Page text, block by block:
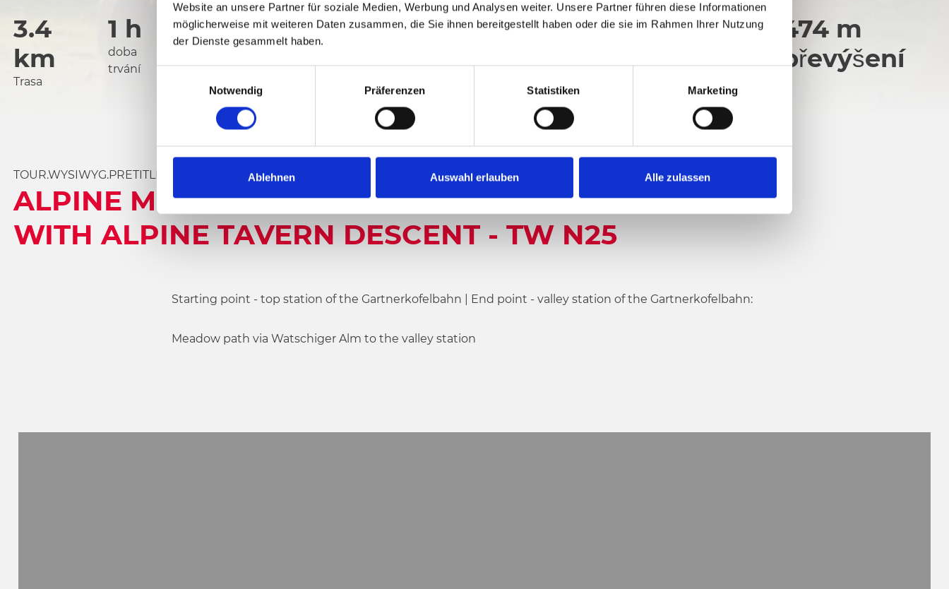
Website an unsere Partner für soziale Medien, Werbung und Analysen weiter. Unsere Partner führen diese Informationen
möglicherweise mit weiteren Daten zusammen, die Sie ihnen bereitgestellt haben oder die sie im Rahmen Ihrer Nutzung
der Dienste gesammelt haben.
g
u
n
Notwendig Präferenzen Statistiken Marketing
Ablehnen Auswahl erlauben Alle zulassen
3.4
km
Trasa
1 h
doba
trvání
1409 m
převýšení
1883 m
převýšení
2 m
převýšení
474 m
převýšení
TOUR.WYSIWYG.PRETITLE
ALPINE MEADOW HIKE - LEISURELY AND
WITH ALPINE TAVERN DESCENT - TW N25
Starting point - top station of the Gartnerkofelbahn | End point - valley station of the Gartnerkofelbahn:
Meadow path via Watschiger Alm to the valley station